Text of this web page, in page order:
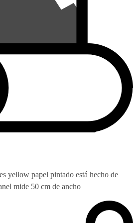
yellow papel pintado está hecho de
mide 50 cm de ancho